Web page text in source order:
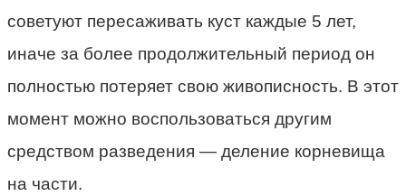
советуют пересаживать куст каждые 5 лет,
иначе за более продолжительный период он
полностью потеряет свою живописность. В этот
момент можно воспользоваться другим
средством разведения — деление корневища
на части.